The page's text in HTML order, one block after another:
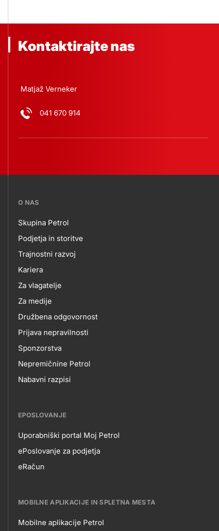
Kontaktirajte nas
Matjaž Verneker
041 670 914
???
skupno.footer-
title???
O NAS
O
NAS
Skupina Petrol
Podjetja in storitve
Trajnostni razvoj
Kariera
Za vlagatelje
Za medije
Družbena odgovornost
Prijava nepravilnosti
Sponzorstva
Nepremičnine Petrol
Nabavni razpisi
EPOSLOVANJE
EPOSLOVANJE
Uporabniški portal Moj Petrol
ePoslovanje za podjetja
eRačun
MOBILNE APLIKACIJE IN SPLETNA MESTA
Mobilne aplikacije Petrol